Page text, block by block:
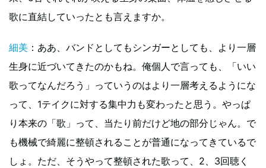
歌に直結していったとも言えますか。
細美 ：ああ、バンドとしてもシンガーとしても、より一層
生身に近づいてきたのかもね。俺個人で言っても、「いい
歌ってなんだろう」っていうのはより一層考えるようにな
って、1テイクに対する集中力も変わったと思う。やっぱ
り本来の「歌」って、当たり前だけど地の部分じゃん。で
も機械で綺麗に整頓されることが普通になってきているで
しょ。ただ、そうやって整頓された歌って、2、3回聴く